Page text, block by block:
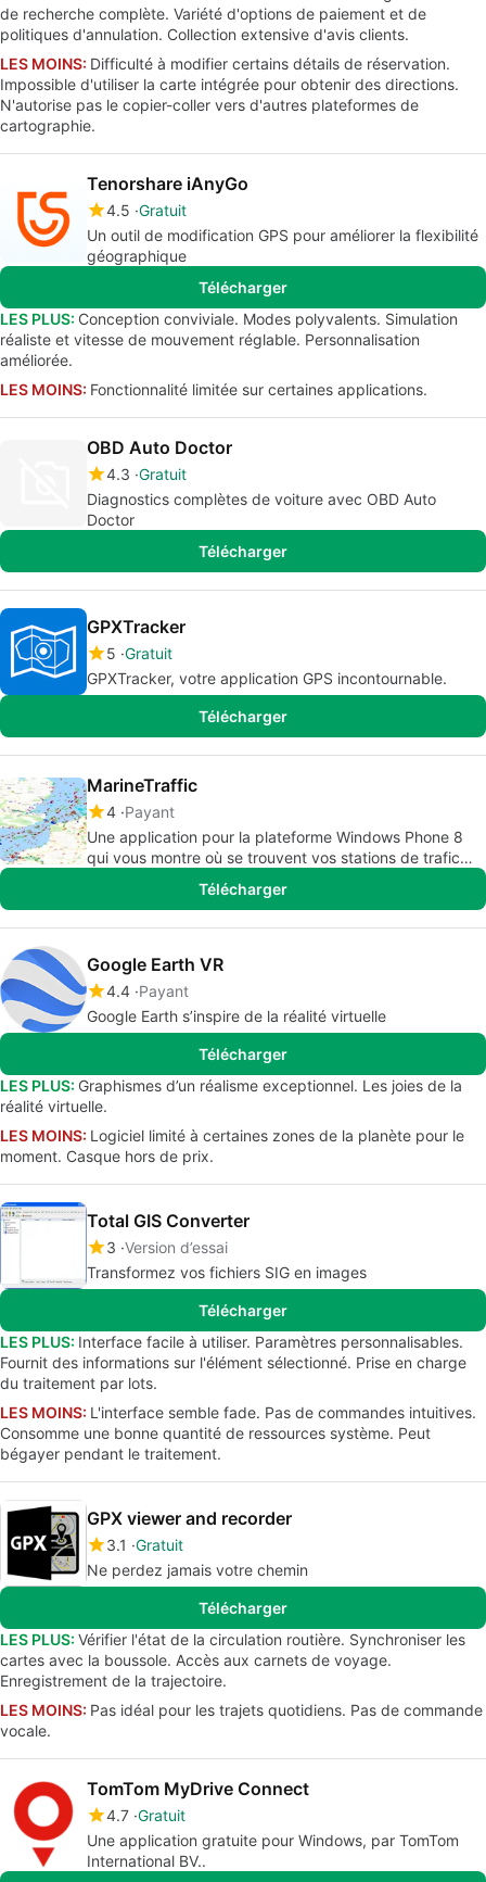
de recherche complète. Variété d'options de paiement et de
politiques d'annulation. Collection extensive d'avis clients.
LES MOINS: Difficulté à modifier certains détails de réservation.
Impossible d'utiliser la carte intégrée pour obtenir des directions.
N'autorise pas le copier-coller vers d'autres plateformes de
cartographie.
Tenorshare iAnyGo
4.5 Gratuit
Un outil de modification GPS pour améliorer la flexibilité
géographique
Télécharger
LES PLUS: Conception conviviale. Modes polyvalents. Simulation
réaliste et vitesse de mouvement réglable. Personnalisation
améliorée.
LES MOINS: Fonctionnalité limitée sur certaines applications.
OBD Auto Doctor
4.3 Gratuit
Diagnostics complètes de voiture avec OBD Auto
Doctor
Télécharger
GPXTracker
5 Gratuit
GPXTracker, votre application GPS incontournable.
Télécharger
MarineTraffic
4 Payant
Une application pour la plateforme Windows Phone 8
qui vous montre où se trouvent vos stations de trafic
Télécharger
Google Earth VR
4.4 Payant
Google Earth s’inspire de la réalité virtuelle
Télécharger
LES PLUS: Graphismes d’un réalisme exceptionnel. Les joies de la
réalité virtuelle.
LES MOINS: Logiciel limité à certaines zones de la planète pour le
moment. Casque hors de prix.
Total GIS Converter
3 Version d’essai
Transformez vos fichiers SIG en images
Télécharger
LES PLUS: Interface facile à utiliser. Paramètres personnalisables.
Fournit des informations sur l'élément sélectionné. Prise en charge
du traitement par lots.
LES MOINS: L'interface semble fade. Pas de commandes intuitives.
Consomme une bonne quantité de ressources système. Peut
bégayer pendant le traitement.
GPX viewer and recorder
3.1 Gratuit
Ne perdez jamais votre chemin
Télécharger
LES PLUS: Vérifier l'état de la circulation routière. Synchroniser les
cartes avec la boussole. Accès aux carnets de voyage.
Enregistrement de la trajectoire.
LES MOINS: Pas idéal pour les trajets quotidiens. Pas de commande
vocale.
TomTom MyDrive Connect
4.7 Gratuit
Une application gratuite pour Windows, par TomTom
International BV..